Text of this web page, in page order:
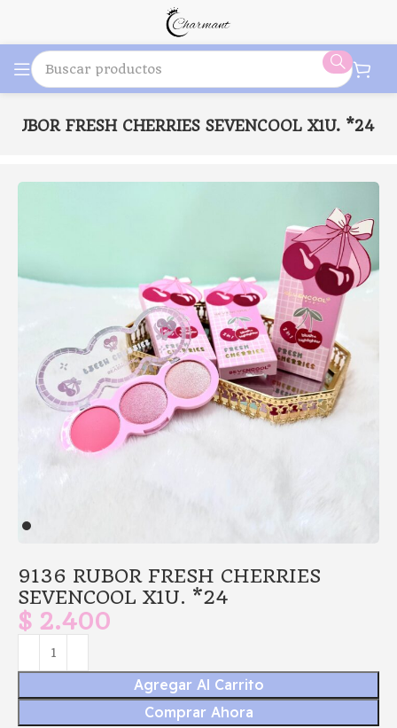
RUBOR FRESH CHERRIES SEVENCOOL X1U. *24
9136 RUBOR FRESH CHERRIES
SEVENCOOL X1U. *24
$ 2.400
Agregar Al Carrito
Comprar Ahora